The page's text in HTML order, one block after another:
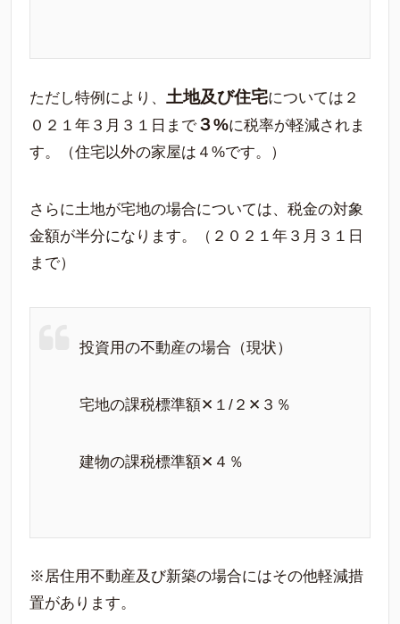
ただし特例により、 土地及び住宅については２
０２１年３月３１日まで ３%に税率が軽減されま
す。（住宅以外の家屋は４%です。）
さらに土地が宅地の場合については、税金の対象
金額が半分になります。（２０２１年３月３１日
まで）
投資用の不動産の場合（現状）
宅地の課税標準額✕１/２✕３％
建物の課税標準額✕４％
※居住用不動産及び新築の場合にはその他軽減措
置があります。